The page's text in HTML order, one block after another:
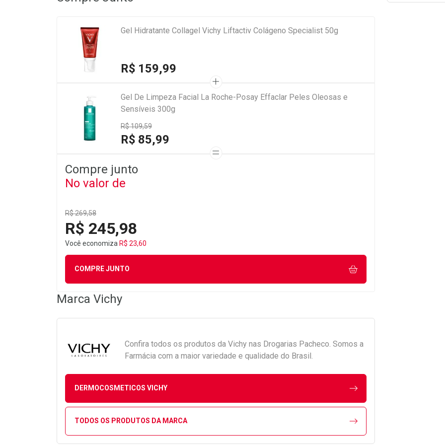
Gel Hidratante Collagel Vichy Liftactiv Colágeno Specialist 50g
R$ 159,99
Gel De Limpeza Facial La Roche-Posay Effaclar Peles Oleosas e
Sensíveis 300g
R$ 109,59
R$ 85,99
Compre junto
No valor de
R$ 269,58
R$ 245,98
Você economiza R$ 23,60
COMPRE JUNTO
Marca Vichy
Confira todos os produtos da Vichy nas Drogarias Pacheco. Somos a
Farmácia com a maior variedade e qualidade do Brasil.
DERMOCOSMETICOS VICHY
TODOS OS PRODUTOS DA MARCA